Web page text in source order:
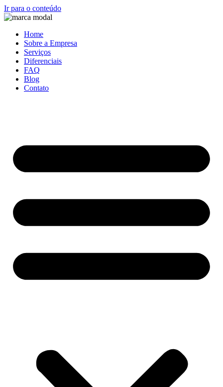
Ir para o conteúdo
Home
Sobre a Empresa
Serviços
Diferenciais
FAQ
Blog
Contato